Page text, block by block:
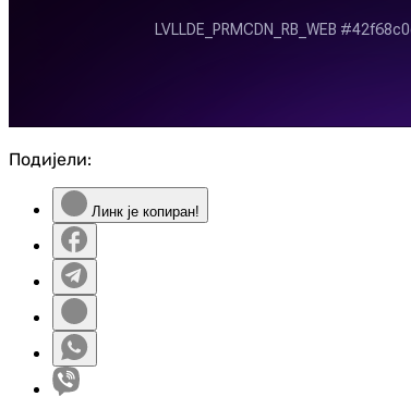
Подијели:
Линк је копиран!